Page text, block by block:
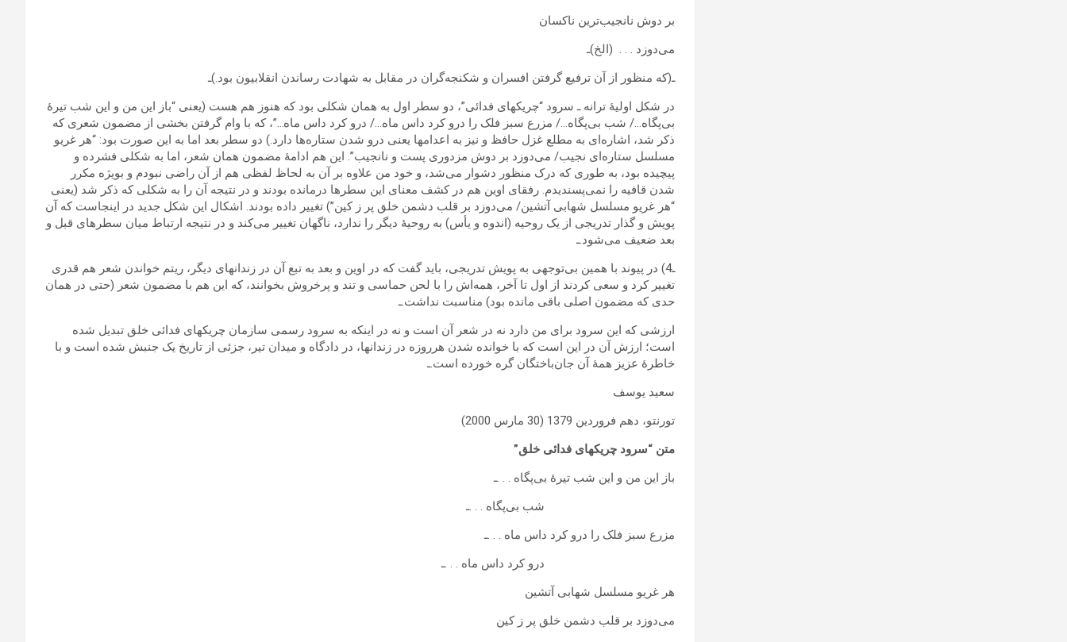
بر دوش‏ نانجیب‌ترین ناکسان
می‌دوزد . . . (الخ)ـ
ـ(که منظور از آن ترفیع گرفتن افسران و شکنجه‌گران در مقابل به شهادت رساندن انقلابیون بود.)ـ
در شکل اولیۀ ترانه ـ سرود “چریکهای فدائی”، دو سطر اول به همان شکلی بود که هنوز هم هست (یعنی “باز این من و این شب تیرۀ
بی‌پگاه…/ شب بی‌پگاه…/ مزرع سبز فلک را درو کرد داس‏ ماه…/ درو کرد داس‏ ماه…”، که با وام گرفتن بخشی از مضمون شعری که
ذکر شد، اشاره‌ای به مطلع غزل حافظ و نیز به اعدامها یعنی درو شدن ستاره‌ها دارد.) دو سطر بعد اما به این صورت بود: “هر غریو
مسلسل ستاره‌ای نجیب/ می‌دوزد بر دوش‏ مزدوری پست و نانجیب”. این هم ادامۀ مضمون همان شعر، اما به شکلی فشرده و
پیچیده بود، به طوری که درک منظور دشوار می‌شد، و خود من علاوه بر آن به لحاظ لفظی هم از آن راضی نبودم و بویژه مکرر
شدن قافیه را نمی‌پسندیدم. رفقای اوین هم در کشف معنای این سطرها درمانده بودند و در نتیجه آن را به شکلی که ذکر شد (یعنی
“هر غریو مسلسل شهابی آتشین/ می‌دوزد بر قلب دشمن خلق پر ز کین”) تغییر داده بودند. اشکال این شکل جدید در اینجاست که آن
پویش‏ و گذار تدریجی از یک روحیه (اندوه و یأس‏) به روحیۀ دیگر را ندارد، ناگهان تغییر می‌کند و در نتیجه ارتباط میان سطرهای قبل و
بعد ضعیف می‌شود.ـ
ـ4) در پیوند با همین بی‌توجهی به پویش‏ تدریجی، باید گفت که در اوین و بعد به تبع آن در زندانهای دیگر، ریتم خواندن شعر هم قدری
تغییر کرد و سعی کردند از اول تا آخر، همه‌اش‏ را با لحن حماسی و تند و پرخروش‏ بخوانند، که این هم با مضمون شعر (حتی در همان
حدی که مضمون اصلی باقی مانده بود) مناسبت نداشت.ـ
ارزشی که این سرود برای من دارد نه در شعر آن است و نه در اینکه به سرود رسمی سازمان چریکهای فدائی خلق تبدیل شده
است؛ ارزش‏ آن در این است که با خوانده شدن هرروزه در زندانها، در دادگاه و میدان تیر، جزئی از تاریخ یک جنبش‏ شده است و با
خاطرۀ عزیز همۀ آن جان‌باختگان گره خورده است.ـ
سعید یوسف
تورنتو، دهم فروردین 1379 (30 مارس‏ 2000)
متن “سرود چریکهای فدائی خلق”
باز این من و این شب تیرۀ بی‌پگاه . . .ـ
شب بی‌پگاه . . .ـ
مزرع سبز فلک را درو کرد داس‏ ماه . . .ـ
درو کرد داس‏ ماه . . .ـ
هر غریو مسلسل شهابی آتشین
می‌دوزد بر قلب دشمن خلق پر ز کین